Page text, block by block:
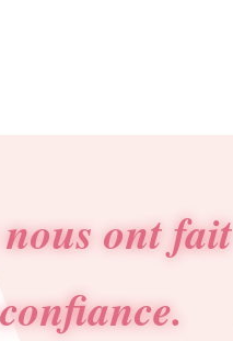
ont fait
confiance.